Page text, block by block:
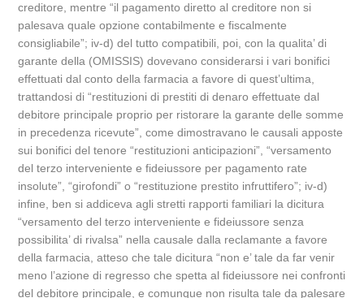
creditore, mentre “il pagamento diretto al creditore non si
palesava quale opzione contabilmente e fiscalmente
consigliabile”; iv-d) del tutto compatibili, poi, con la qualita’ di
garante della (OMISSIS) dovevano considerarsi i vari bonifici
effettuati dal conto della farmacia a favore di quest’ultima,
trattandosi di “restituzioni di prestiti di denaro effettuate dal
debitore principale proprio per ristorare la garante delle somme
in precedenza ricevute”, come dimostravano le causali apposte
sui bonifici del tenore “restituzioni anticipazioni”, “versamento
del terzo interveniente e fideiussore per pagamento rate
insolute”, “girofondi” o “restituzione prestito infruttifero”; iv-d)
infine, ben si addiceva agli stretti rapporti familiari la dicitura
“versamento del terzo interveniente e fideiussore senza
possibilita’ di rivalsa” nella causale dalla reclamante a favore
della farmacia, atteso che tale dicitura “non e’ tale da far venir
meno l’azione di regresso che spetta al fideiussore nei confronti
del debitore principale, e comunque non risulta tale da palesare